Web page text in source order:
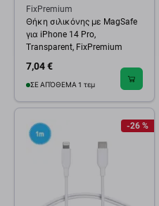
FixPremium
Θήκη σιλικόνης με MagSafe
για iPhone 14 Pro,
Transparent, FixPremium
7,04 €
ΣΕ ΑΠΌΘΕΜΑ 1 τεμ
-26 %